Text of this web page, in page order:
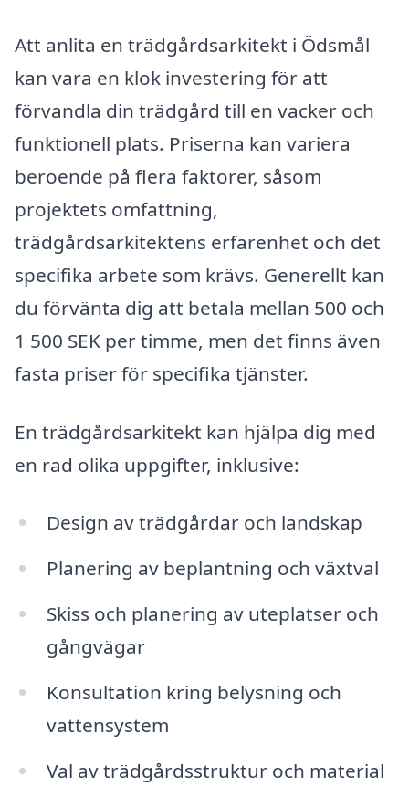
Att anlita en trädgårdsarkitekt i Ödsmål
kan vara en klok investering för att
förvandla din trädgård till en vacker och
funktionell plats. Priserna kan variera
beroende på flera faktorer, såsom
projektets omfattning,
trädgårdsarkitektens erfarenhet och det
specifika arbete som krävs. Generellt kan
du förvänta dig att betala mellan 500 och
1 500 SEK per timme, men det finns även
fasta priser för specifika tjänster.
En trädgårdsarkitekt kan hjälpa dig med
en rad olika uppgifter, inklusive:
Design av trädgårdar och landskap
Planering av beplantning och växtval
Skiss och planering av uteplatser och
gångvägar
Konsultation kring belysning och
vattensystem
Val av trädgårdsstruktur och material